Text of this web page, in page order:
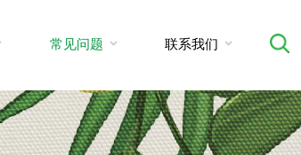
常见问题 联系我们